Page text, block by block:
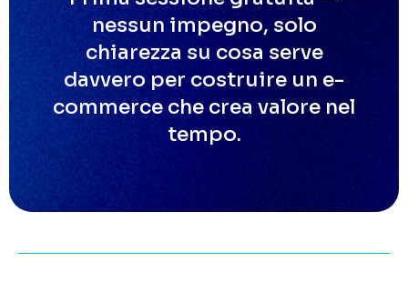
nessun impegno, solo
chiarezza su cosa serve
davvero per costruire un e-
commerce che crea valore nel
tempo.